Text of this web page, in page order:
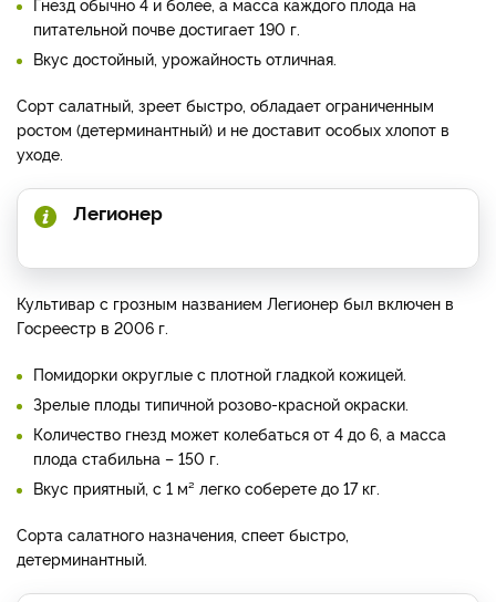
питательной почве достигает 190 г.
Вкус достойный, урожайность отличная.
Сорт салатный, зреет быстро, обладает ограниченным
ростом (детерминантный) и не доставит особых хлопот в
уходе.
Легионер
Культивар с грозным названием Легионер был включен в
Госреестр в 2006 г.
Помидорки округлые с плотной гладкой кожицей.
Зрелые плоды типичной розово-красной окраски.
Количество гнезд может колебаться от 4 до 6, а масса
плода стабильна – 150 г.
Вкус приятный, с 1 м² легко соберете до 17 кг.
Сорта салатного назначения, спеет быстро,
детерминантный.